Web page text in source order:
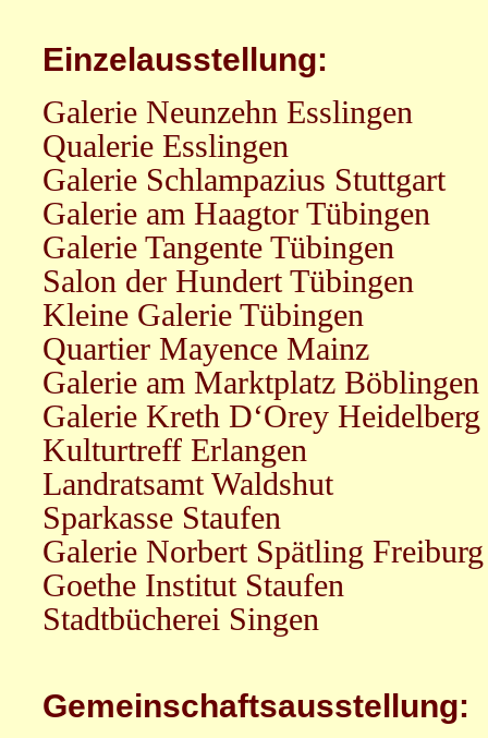
Einzelausstellung:
Galerie Neunzehn Esslingen
Qualerie Esslingen
Galerie Schlampazius Stuttgart
Galerie am Haagtor Tübingen
Galerie Tangente Tübingen
Salon der Hundert Tübingen
Kleine Galerie Tübingen
Quartier Mayence Mainz
Galerie am Marktplatz Böblingen
Galerie Kreth D‘Orey Heidelberg
Kulturtreff Erlangen
Landratsamt Waldshut
Sparkasse Staufen
Galerie Norbert Spätling Freiburg
Goethe Institut Staufen
Stadtbücherei Singen
Gemeinschaftsausstellung: